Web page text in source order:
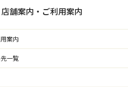
店舗案内・ご利用案内
案内
一覧